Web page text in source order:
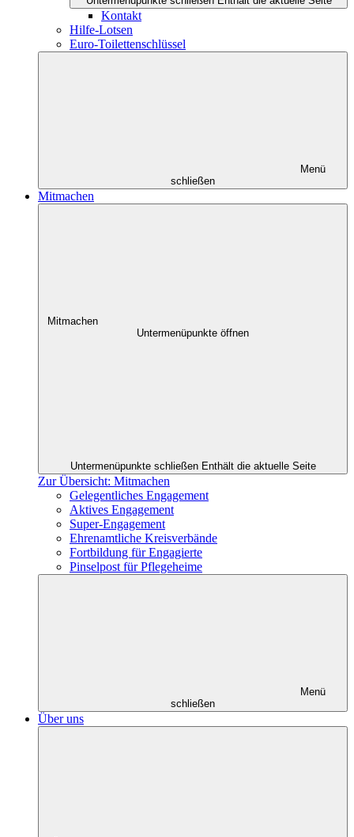
Kontakt
Hilfe-Lotsen
Euro-Toilettenschlüssel
Menü
schließen
Mitmachen
Mitmachen
Untermenüpunkte öffnen
Untermenüpunkte schließen Enthält die aktuelle Seite
Zur Übersicht: Mitmachen
Gelegentliches Engagement
Aktives Engagement
Super-Engagement
Ehrenamtliche Kreisverbände
Fortbildung für Engagierte
Pinselpost für Pflegeheime
Menü
schließen
Über uns